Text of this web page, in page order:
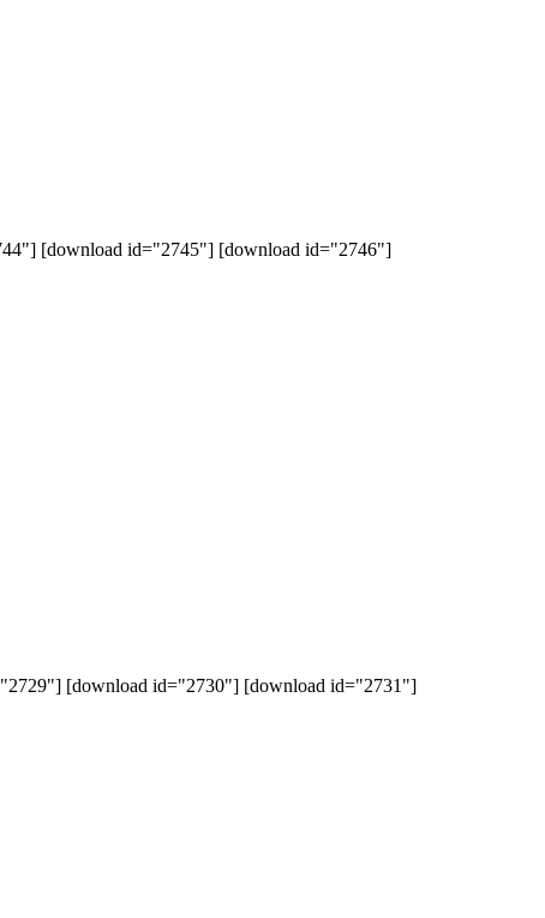
[download id="2745"] [download id="2746"]
[download id="2730"] [download id="2731"]